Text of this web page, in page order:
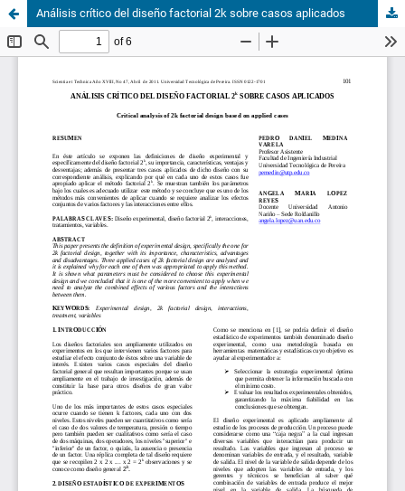
Análisis crítico del diseño factorial 2k sobre casos aplicados